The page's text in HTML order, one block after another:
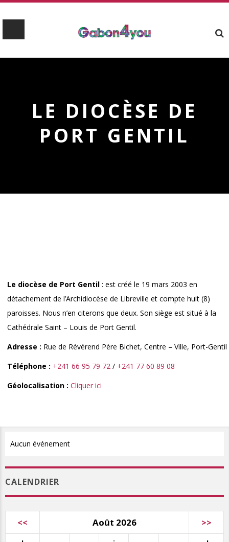
LE DIOCÈSE DE
PORT GENTIL
Le diocèse de Port Gentil : est créé le 19 mars 2003 en
détachement de l’Archidiocèse de Libreville et compte huit (8)
paroisses. Nous n’en citerons que deux. Son siège est situé à la
Cathédrale Saint – Louis de Port Gentil.
Adresse : Rue de Révérend Père Bichet, Centre – Ville, Port-Gentil
Téléphone : +241 66 95 79 72 / +241 77 60 89 08
Géolocalisation : Cliquer ici
Aucun événement
CALENDRIER
<< Août 2026 >>